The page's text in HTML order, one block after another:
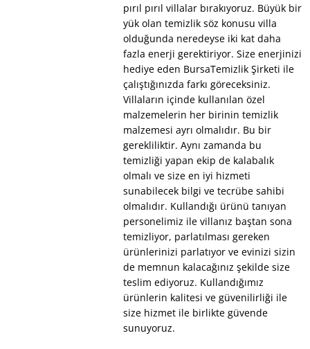
pırıl pırıl villalar bırakıyoruz. Büyük bir
yük olan temizlik söz konusu villa
olduğunda neredeyse iki kat daha
fazla enerji gerektiriyor. Size enerjinizi
hediye eden BursaTemizlik Şirketi ile
çalıştığınızda farkı göreceksiniz.
Villaların içinde kullanılan özel
malzemelerin her birinin temizlik
malzemesi ayrı olmalıdır. Bu bir
gerekliliktir. Aynı zamanda bu
temizliği yapan ekip de kalabalık
olmalı ve size en iyi hizmeti
sunabilecek bilgi ve tecrübe sahibi
olmalıdır. Kullandığı ürünü tanıyan
personelimiz ile villanız baştan sona
temizliyor, parlatılması gereken
ürünlerinizi parlatıyor ve evinizi sizin
de memnun kalacağınız şekilde size
teslim ediyoruz. Kullandığımız
ürünlerin kalitesi ve güvenilirliği ile
size hizmet ile birlikte güvende
sunuyoruz.